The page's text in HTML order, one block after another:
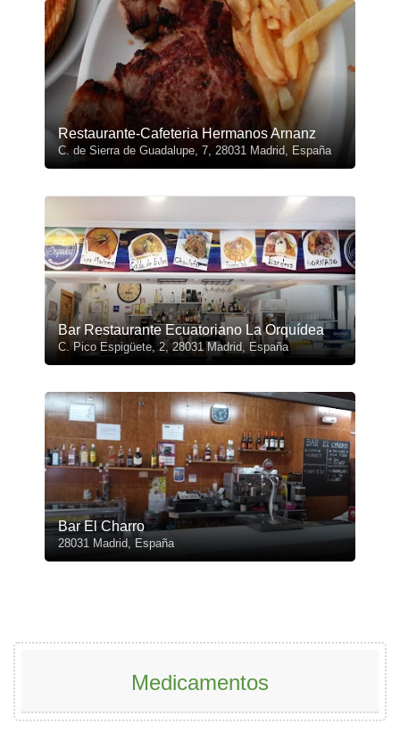
Restaurante-Cafeteria Hermanos Arnanz
C. de Sierra de Guadalupe, 7, 28031 Madrid, España
Bar Restaurante Ecuatoriano La Orquídea
C. Pico Espigüete, 2, 28031 Madrid, España
Bar El Charro
28031 Madrid, España
Medicamentos